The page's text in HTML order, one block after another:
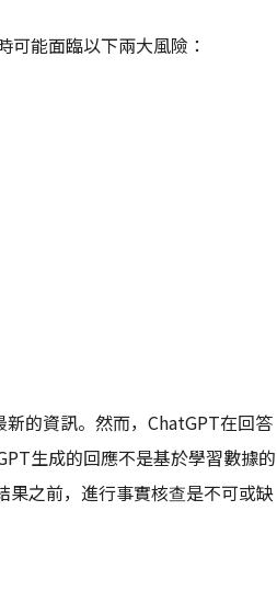
能面臨以下兩大風險：
的資訊。然而，ChatGPT在回答
生成的回應不是基於學習數據的
果之前，進行事實核查是不可或缺